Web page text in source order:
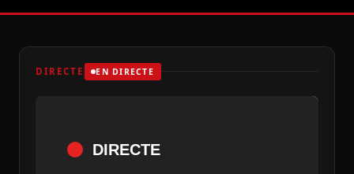
DIRECTE EN DIRECTE
DIRECTE